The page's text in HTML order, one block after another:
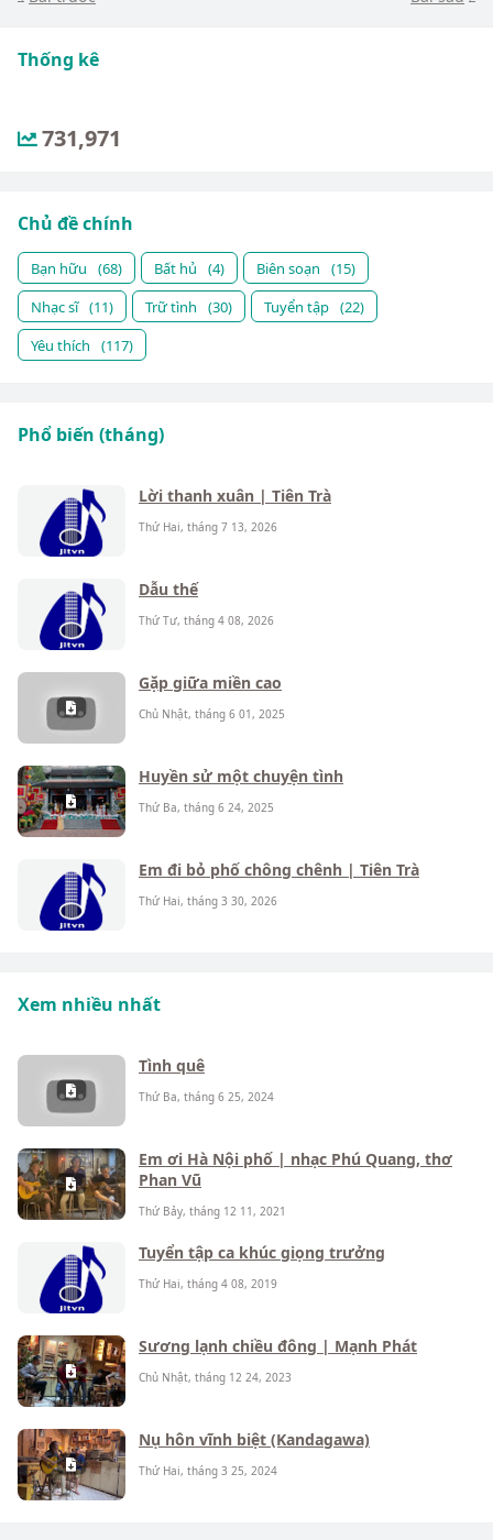
Thống kê
731,971
Chủ đề chính
Bạn hữu (68) Bất hủ (4) Biên soạn
(15)
Nhạc sĩ (11) Trữ tình (30) Tuyển tập (22)
Yêu thích
(117)
Phổ biến (tháng)
Lời thanh xuân | Tiên Trà
Thứ Hai, tháng 7 13, 2026
Dẫu thế
Thứ Tư, tháng 4 08, 2026
Gặp giữa miền cao
Chủ Nhật, tháng 6 01, 2025
Huyền sử một chuyện tình
Thứ Ba, tháng 6 24, 2025
Em đi bỏ phố chông chênh | Tiên Trà
Thứ Hai, tháng 3 30, 2026
Xem nhiều nhất
Tình quê
Thứ Ba, tháng 6 25, 2024
Em ơi Hà Nội phố | nhạc Phú Quang, thơ
Phan Vũ
Thứ Bảy, tháng 12 11, 2021
Tuyển tập ca khúc giọng trưởng
Thứ Hai, tháng 4 08, 2019
Sương lạnh chiều đông | Mạnh Phát
Chủ Nhật, tháng 12 24, 2023
Nụ hôn vĩnh biệt (Kandagawa)
Thứ Hai, tháng 3 25, 2024